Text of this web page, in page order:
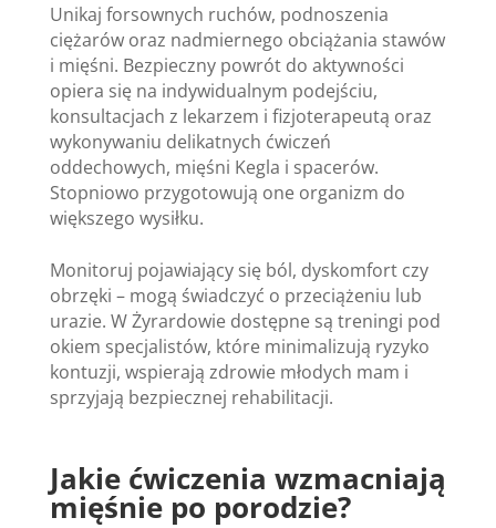
Unikaj forsownych ruchów, podnoszenia
ciężarów oraz nadmiernego obciążania stawów
i mięśni. Bezpieczny powrót do aktywności
opiera się na indywidualnym podejściu,
konsultacjach z lekarzem i fizjoterapeutą oraz
wykonywaniu delikatnych ćwiczeń
oddechowych, mięśni Kegla i spacerów.
Stopniowo przygotowują one organizm do
większego wysiłku.
Monitoruj pojawiający się ból, dyskomfort czy
obrzęki – mogą świadczyć o przeciążeniu lub
urazie. W Żyrardowie dostępne są treningi pod
okiem specjalistów, które minimalizują ryzyko
kontuzji, wspierają zdrowie młodych mam i
sprzyjają bezpiecznej rehabilitacji.
Jakie ćwiczenia wzmacniają
mięśnie po porodzie?